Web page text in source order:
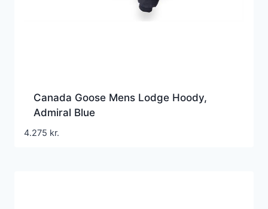
Canada Goose Mens Lodge Hoody,
Admiral Blue
4.275 kr.